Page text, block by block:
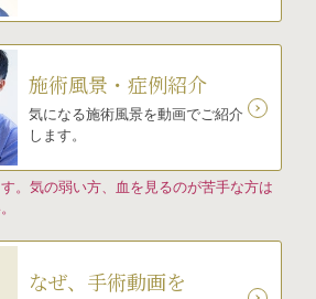
施術風景・症例紹介
気になる施術風景を動画でご紹介
します。
。気の弱い方、血を見るのが苦手な方は
なぜ、手術動画を